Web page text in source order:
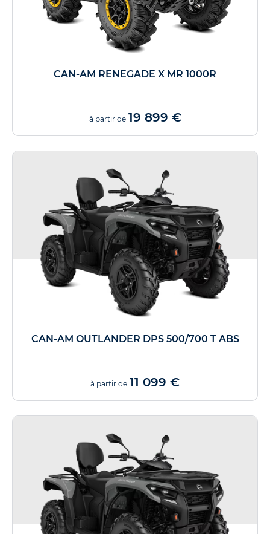
CAN-AM RENEGADE X MR 1000R
à partir de 19 899 €
CAN-AM OUTLANDER DPS 500/700 T ABS
à partir de 11 099 €